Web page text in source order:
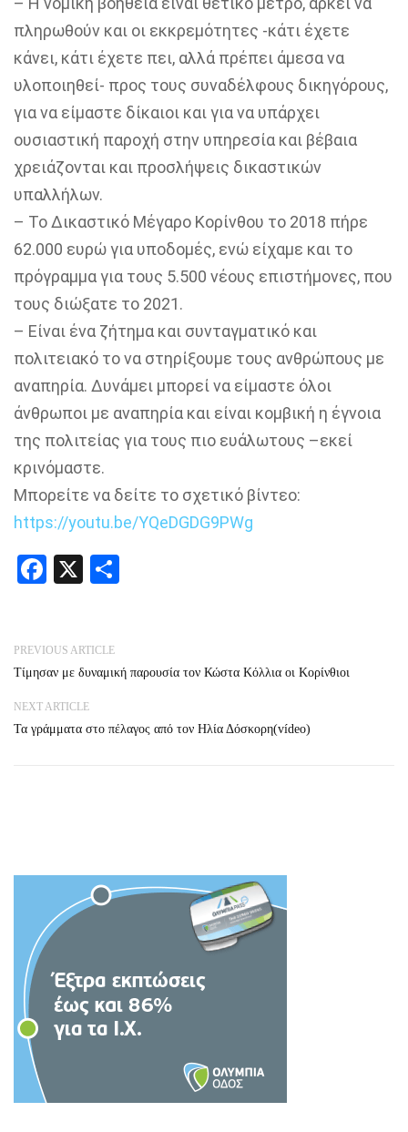
πληρωθούν και οι εκκρεμότητες -κάτι έχετε
κάνει, κάτι έχετε πει, αλλά πρέπει άμεσα να
υλοποιηθεί- προς τους συναδέλφους δικηγόρους,
για να είμαστε δίκαιοι και για να υπάρχει
ουσιαστική παροχή στην υπηρεσία και βέβαια
χρειάζονται και προσλήψεις δικαστικών
υπαλλήλων.
– Το Δικαστικό Μέγαρο Κορίνθου το 2018 πήρε
62.000 ευρώ για υποδομές, ενώ είχαμε και το
πρόγραμμα για τους 5.500 νέους επιστήμονες, που
τους διώξατε το 2021.
– Είναι ένα ζήτημα και συνταγματικό και
πολιτειακό το να στηρίξουμε τους ανθρώπους με
αναπηρία. Δυνάμει μπορεί να είμαστε όλοι
άνθρωποι με αναπηρία και είναι κομβική η έγνοια
της πολιτείας για τους πιο ευάλωτους –εκεί
κρινόμαστε.
Μπορείτε να δείτε το σχετικό βίντεο:
https://youtu.be/YQeDGDG9PWg
Facebook
X
PREVIOUS ARTICLE
Τίμησαν με δυναμική παρουσία τον Κώστα Κόλλια οι Κορίνθιοι
NEXT ARTICLE
Τα γράμματα στο πέλαγος από τον Ηλία Δόσκορη(vídeo)